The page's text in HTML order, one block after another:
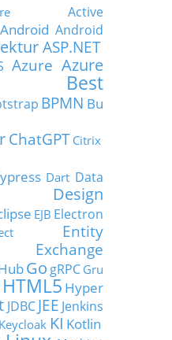
Active
Android Android
ASP.NET
Azure Azure
Best
BPMN Bu
ChatGPT Citrix
Dart Data
Design
EJB Electron
Entity
Exchange
Go gRPC Gru
HTML5 Hyper
JDBC JEE Jenkins
Keycloak KI Kotlin